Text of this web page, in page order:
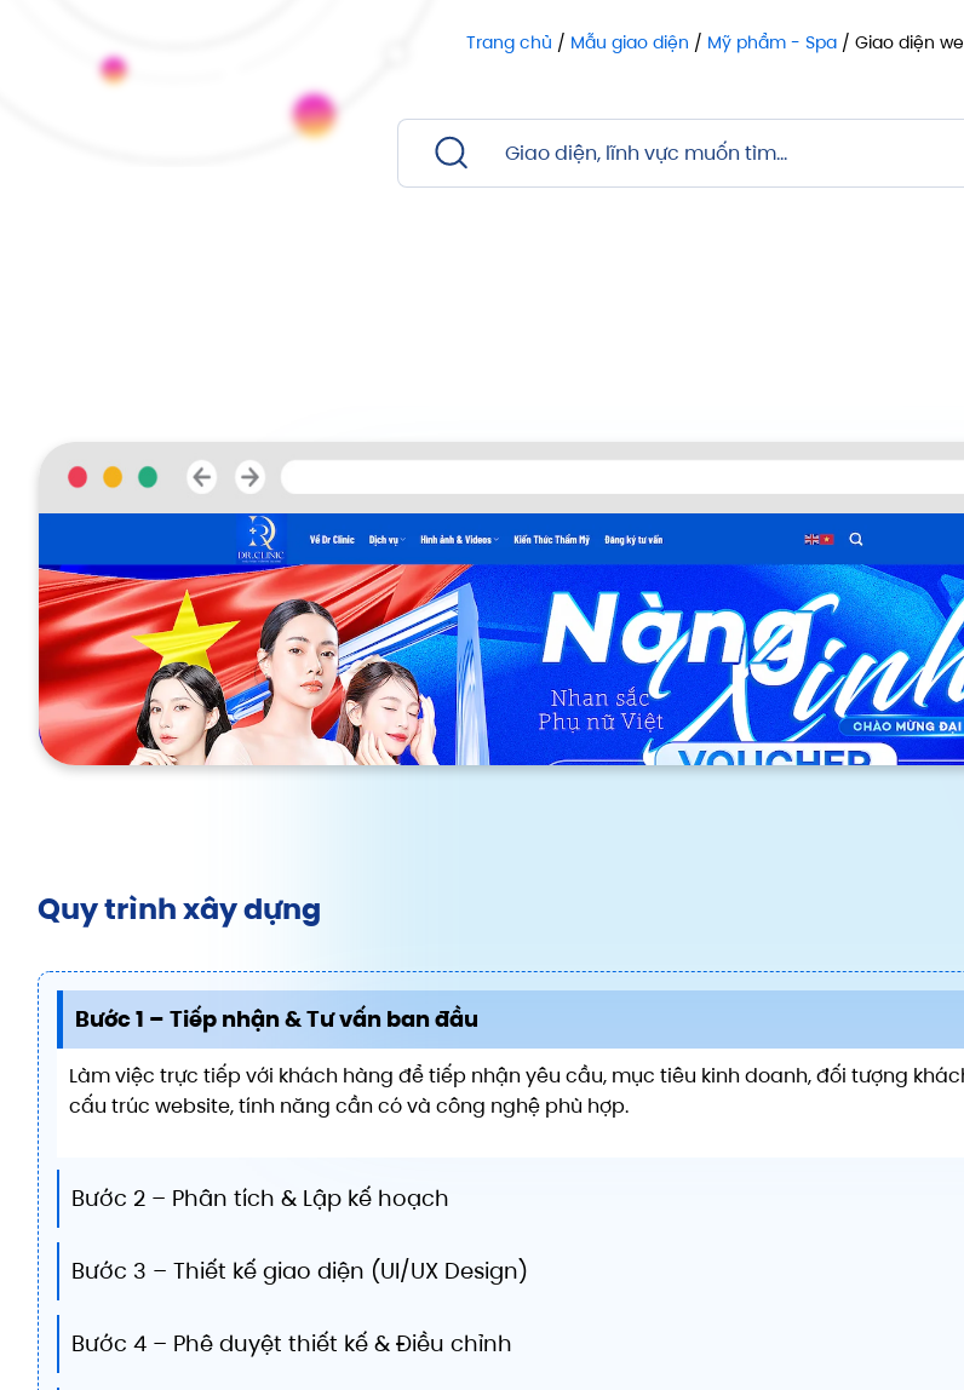
Trang chủ / Mẫu giao diện / Mỹ phẩm - Spa / Giao diện
Quy trình xây dựng
Bước 1 – Tiếp nhận & Tư vấn ban đầu
Làm việc trực tiếp với khách hàng để tiếp nhận yêu cầu, mục tiêu kinh doanh, đối tượng
cấu trúc website, tính năng cần có và công nghệ phù hợp.
Bước 2 – Phân tích & Lập kế hoạch
Bước 3 – Thiết kế giao diện (UI/UX Design)
Bước 4 – Phê duyệt thiết kế & Điều chỉnh